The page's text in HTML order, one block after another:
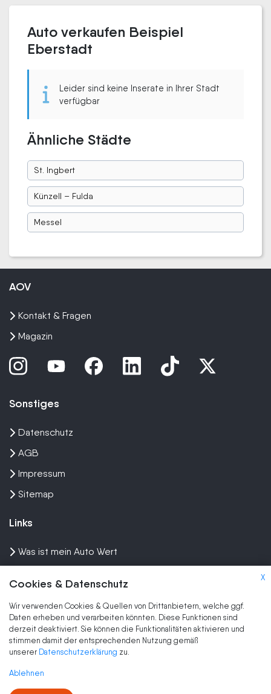
Auto verkaufen Beispiel
Eberstadt
Leider sind keine Inserate in Ihrer Stadt
verfügbar
Ähnliche Städte
St. Ingbert
Künzell – Fulda
Messel
X
Cookies & Datenschutz
Wir verwenden Cookies & Quellen von Drittanbietern, welche ggf.
Daten erheben und verarbeiten könnten. Diese Funktionen sind
derzeit deaktiviert. Sie können die Funktionalitäten aktivieren und
stimmen damit der entsprechenden Nutzung gemäß
unserer Datenschutzerklärung zu.
Ablehnen
AOV
Kontakt & Fragen
Magazin
Sonstiges
Datenschutz
AGB
Impressum
Sitemap
Links
Was ist mein Auto Wert
Wir kaufen dein Auto
Marken
Auto verkaufen